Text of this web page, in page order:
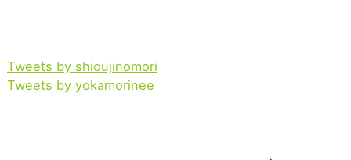
Tweets by shioujinomori
Tweets by yokamorinee